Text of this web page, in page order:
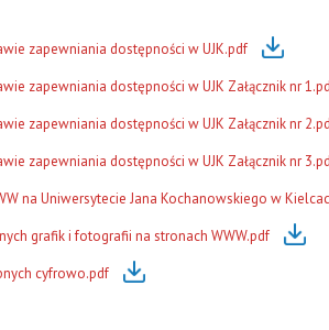
zapewniania dostępności w UJK.pdf
zapewniania dostępności w UJK Załącznik nr
zapewniania dostępności w UJK Załącznik nr
zapewniania dostępności w UJK Załącznik nr
na Uniwersytecie Jana Kochanowskiego w
grafik i fotografii na stronach WWW.pdf
cyfrowo.pdf